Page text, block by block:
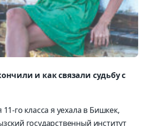
и как связали судьбу с
го класса я уехала в Бишкек,
государственный институт